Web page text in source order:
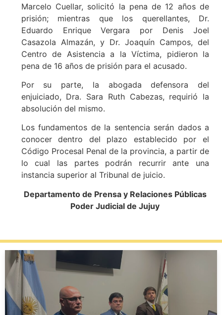
Marcelo Cuellar, solicitó la pena de 12 años de
prisión; mientras que los querellantes, Dr.
Eduardo Enrique Vergara por Denis Joel
Casazola Almazán, y Dr. Joaquín Campos, del
Centro de Asistencia a la Víctima, pidieron la
pena de 16 años de prisión para el acusado.
Por su parte, la abogada defensora del
enjuiciado, Dra. Sara Ruth Cabezas, requirió la
absolución del mismo.
Los fundamentos de la sentencia serán dados a
conocer dentro del plazo establecido por el
Código Procesal Penal de la provincia, a partir de
lo cual las partes podrán recurrir ante una
instancia superior al Tribunal de juicio.
Departamento de Prensa y Relaciones Públicas
Poder Judicial de Jujuy